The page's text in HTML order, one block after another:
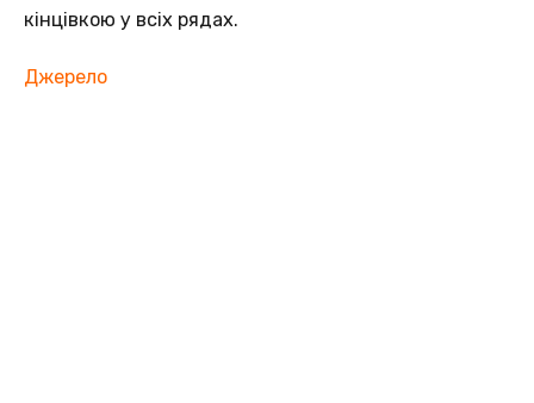
кінцівкою у всіх рядах.
Джерело